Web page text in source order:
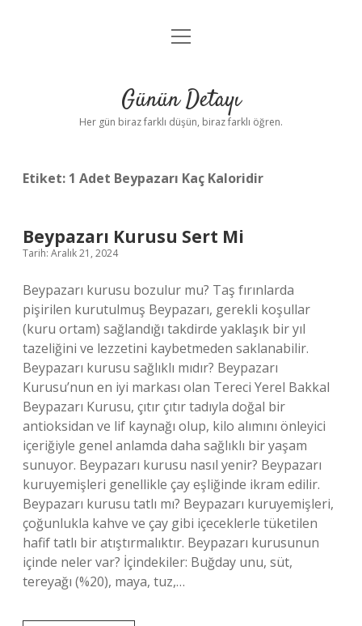
Anasayfa
Yasal Uyarı
menüyü
Günün Detayı
Her gün biraz farklı düşün, biraz farklı öğren.
Etiket: 1 Adet Beypazarı Kaç Kaloridir
Beypazarı Kurusu Sert Mi
Tarih: Aralık 21, 2024
Beypazarı kurusu bozulur mu? Taş fırınlarda
pişirilen kurutulmuş Beypazarı, gerekli koşullar
(kuru ortam) sağlandığı takdirde yaklaşık bir yıl
tazeliğini ve lezzetini kaybetmeden saklanabilir.
Beypazarı kurusu sağlıklı mıdır? Beypazarı
Kurusu’nun en iyi markası olan Tereci Yerel Bakkal
Beypazarı Kurusu, çıtır çıtır tadıyla doğal bir
antioksidan ve lif kaynağı olup, kilo alımını önleyici
içeriğiyle genel anlamda daha sağlıklı bir yaşam
sunuyor. Beypazarı kurusu nasıl yenir? Beypazarı
kuruyemişleri genellikle çay eşliğinde ikram edilir.
Beypazarı kurusu tatlı mı? Beypazarı kuruyemişleri,
çoğunlukla kahve ve çay gibi içeceklerle tüketilen
hafif tatlı bir atıştırmalıktır. Beypazarı kurusunun
içinde neler var? İçindekiler: Buğday unu, süt,
tereyağı (%20), maya, tuz,…